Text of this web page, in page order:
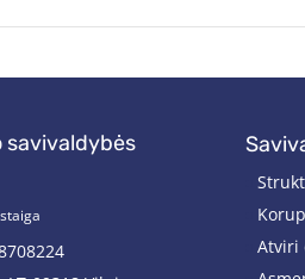
savivaldybės
Atviri